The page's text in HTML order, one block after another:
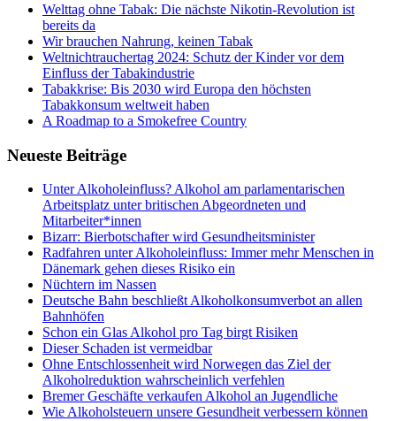
Welttag ohne Tabak: Die nächste Nikotin-Revolution ist
bereits da
Wir brauchen Nahrung, keinen Tabak
Weltnichtrauchertag 2024: Schutz der Kinder vor dem
Einfluss der Tabakindustrie
Tabakkrise: Bis 2030 wird Europa den höchsten
Tabakkonsum weltweit haben
A Roadmap to a Smokefree Country
Neueste Beiträge
Unter Alkoholeinfluss? Alkohol am parlamentarischen
Arbeitsplatz unter britischen Abgeordneten und
Mitarbeiter*innen
Bizarr: Bierbotschafter wird Gesundheitsminister
Radfahren unter Alkoholeinfluss: Immer mehr Menschen in
Dänemark gehen dieses Risiko ein
Nüchtern im Nassen
Deutsche Bahn beschließt Alkoholkonsumverbot an allen
Bahnhöfen
Schon ein Glas Alkohol pro Tag birgt Risiken
Dieser Schaden ist vermeidbar
Ohne Entschlossenheit wird Norwegen das Ziel der
Alkoholreduktion wahrscheinlich verfehlen
Bremer Geschäfte verkaufen Alkohol an Jugendliche
Wie Alkoholsteuern unsere Gesundheit verbessern können